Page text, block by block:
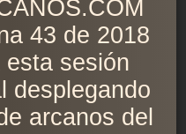
43 de 2018
sesión
desplegando
arcanos del